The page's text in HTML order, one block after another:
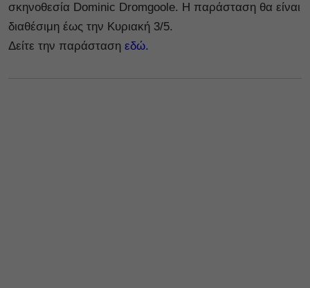
σκηνοθεσία Dominic Dromgoole. Η παράσταση θα είναι
διαθέσιμη έως την Κυριακή 3/5.
Δείτε την παράσταση εδώ.